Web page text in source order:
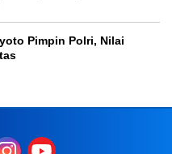
Pimpin Polri, Nilai